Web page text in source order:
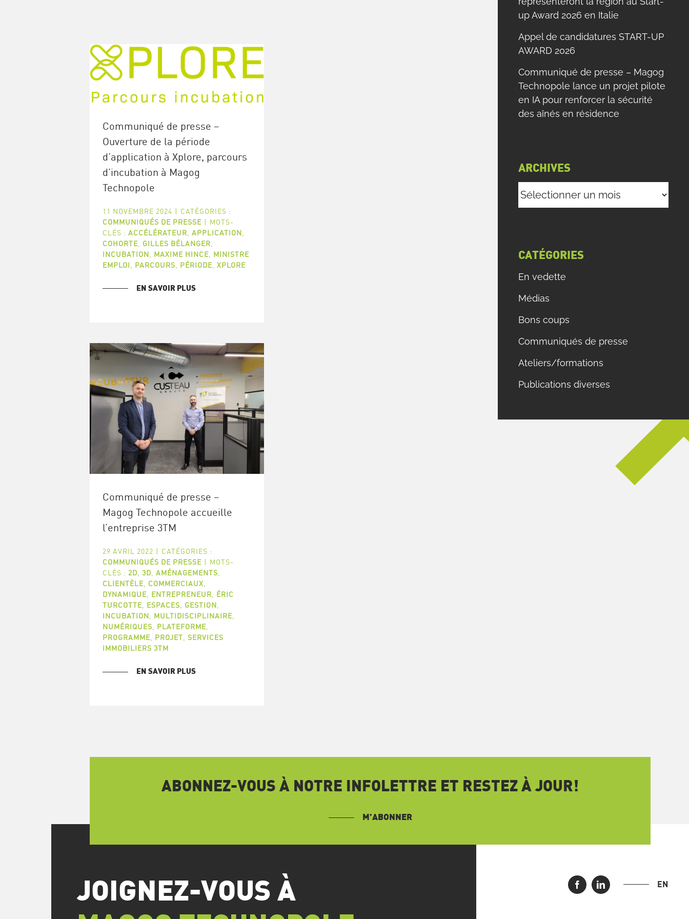
Communiqué de presse –
Ouverture de la période
d’application à Xplore, parcours
d’incubation à Magog
Technopole
11 NOVEMBRE 2024 | CATÉGORIES :
COMMUNIQUÉS DE PRESSE | MOTS-
CLÉS : ACCÉLÉRATEUR APPLICATION
COHORTE, GILLES BÉLANGER
INCUBATION
MAXIME HINCE, MINISTRE
EMPLOI
PARCOURS PÉRIODE, XPLORE
EN SAVOIR PLUS
Communiqué de presse –
Magog Technopole accueille
l’entreprise 3TM
29 AVRIL 2022 | CATÉGORIES :
COMMUNIQUÉS DE PRESSE | MOTS-
CLÉS : 2D 3D AMÉNAGEMENTS
CLIENTÈLE, COMMERCIAUX
DYNAMIQUE, ENTREPRENEUR
ÉRIC
TURCOTTE, ESPACES GESTION
INCUBATION
MULTIDISCIPLINAIRE,
NUMÉRIQUES
PLATEFORME,
PROGRAMME, PROJET SERVICES
IMMOBILIERS 3TM
EN SAVOIR PLUS
up Award 2026 en Italie
Appel de candidatures START-UP
AWARD 2026
Communiqué de presse – Magog
Technopole lance un projet pilote
en IA pour renforcer la sécurité
des aînés en résidence
ARCHIVES
Archives
CATÉGORIES
En vedette
Médias
Bons coups
Communiqués de presse
Ateliers/formations
Publications diverses
ABONNEZ-VOUS À NOTRE INFOLETTRE ET RESTEZ À JOUR!
M’ABONNER
JOIGNEZ-VOUS À
EN